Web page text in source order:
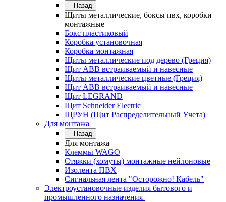
Назад
Щиты металлические, боксы пвх, коробки
монтажные
Бокс пластиковый
Коробка установочная
Коробка монтажная
Щиты металлические под дерево (Греция)
Щит ABB встраиваемый и навесные
Щиты металлические цветные (Греция)
Щит ABB встраиваемый и навесные
Щит LEGRAND
Щит Schneider Electric
ЩРУН (Щит Распределительный Учета)
Для монтажа
Назад
Для монтажа
Клеммы WAGO
Стяжки (хомуты) монтажные нейлоновые
Изолента ПВХ
Сигнальная лента "Осторожно! Кабель"
Электроустановочные изделия бытового и
промышленного назначения